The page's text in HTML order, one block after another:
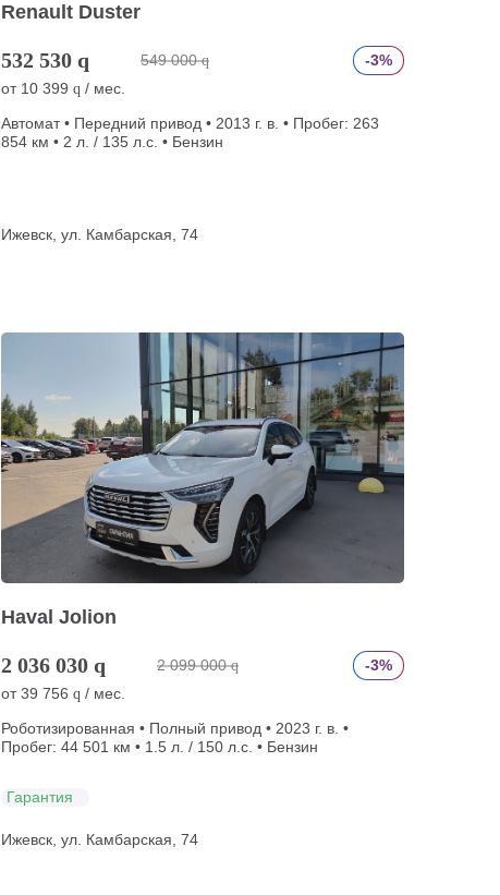
Renault Duster
532 530 q 549 000 q
-3%
от 10 399 q / мес.
Автомат • Передний привод • 2013 г. в. • Пробег: 263
854 км • 2 л. / 135 л.с. • Бензин
Ижевск, ул. Камбарская, 74
Haval Jolion
2 036 030 q 2 099 000 q
-3%
от39 756 q / мес.
Роботизированная • Полный привод • 2023 г. в. •
Пробег: 44 501 км • 1.5 л. / 150 л.с. • Бензин
Гарантия
Ижевск, ул. Камбарская, 74